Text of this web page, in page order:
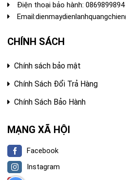
Điện thoại bảo hành: 0869899894
Email:
CHÍNH SÁCH
Chính sách bảo mật
Chính Sách Đổi Trả Hàng
Chính Sách Bảo Hành
MẠNG XÃ HỘI
Facebook
Instagram